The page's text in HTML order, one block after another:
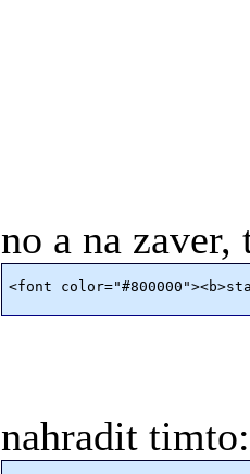
no a na zaver,
nahradit timto: